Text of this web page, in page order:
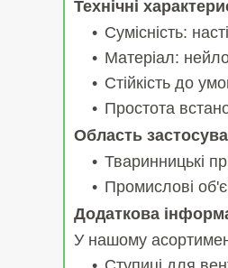
Технічні
Сумісність:
Матеріал:
Стійкість до
Простота
Область
Тваринницькі
Промислові
Додаткова
У нашому